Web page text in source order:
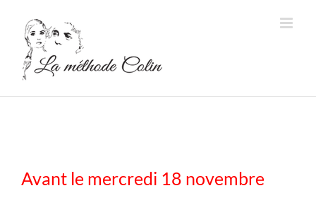
contenu
Avant le mercredi 18 novembre